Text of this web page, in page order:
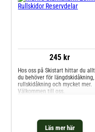
245 kr
Läs mer här
Hos oss på Skistart hittar du allt
du behöver för längdskidåkning,
rullskidåkning och mycket mer.
Välkommen till oss.